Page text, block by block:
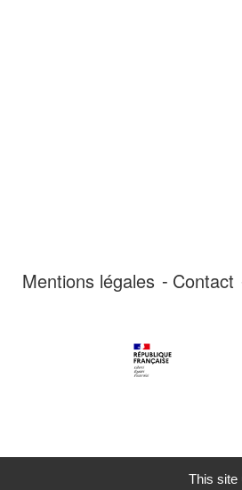
Mentions légales Contact
This site